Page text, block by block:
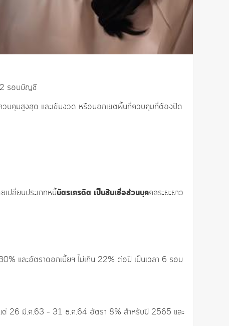
2 รอบบัญชี
วบคุมสูงสุด และเข้มงวด หรือนอกเขตพื้นที่ควบคุมที่ต้องปิด
ปลี่ยนประเภทหนี้บัตรเครดิต เป็นสินเชื่อส่วนบุคคลระยะยาว
และอัตราดอกเบี้ยฯ ไม่เกิน 22% ต่อปี เป็นเวลา 6 รอบ
26 มี.ค.63 – 31 ธ.ค.64 อัตรา 8% สำหรับปี 2565 และ